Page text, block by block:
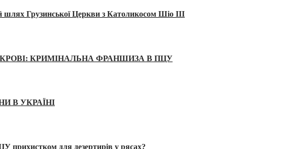
шлях Грузинської Церкви з Католикосом Шіо III
КРИМІНАЛЬНА ФРАНШИЗА В ПЦУ
В УКРАЇНІ
прихистком для дезертирів у рясах?